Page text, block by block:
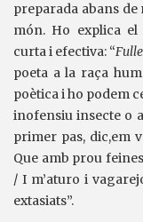
preparada abans
món. Ho explica
curta i efectiva: “
poeta a la raça
poètica i ho podem
inofensiu insecte o
primer pas, dic,em
Que amb prou
/ I m’aturo i
extasiats”.